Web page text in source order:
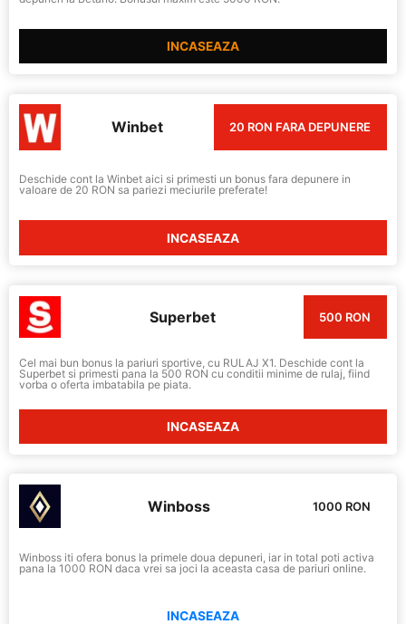
INCASEAZA
Winbet 20 RON FARA DEPUNERE
Deschide cont la Winbet aici si primesti un bonus fara depunere in
valoare de 20 RON sa pariezi meciurile preferate!
INCASEAZA
Superbet 500 RON
Cel mai bun bonus la pariuri sportive, cu RULAJ X1. Deschide cont la
Superbet si primesti pana la 500 RON cu conditii minime de rulaj, fiind
vorba o oferta imbatabila pe piata.
INCASEAZA
Winboss 1000 RON
Winboss iti ofera bonus la primele doua depuneri, iar in total poti activa
pana la 1000 RON daca vrei sa joci la aceasta casa de pariuri online.
INCASEAZA